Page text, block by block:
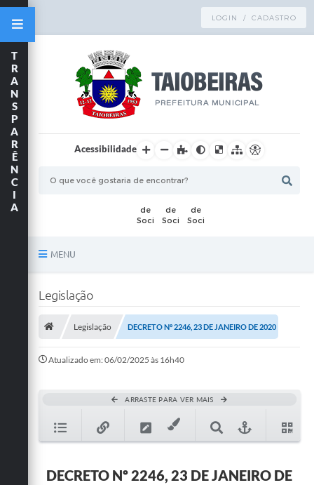
LOGIN / CADASTRO
Acessibilidade
MENU
Mapa do Site
SIC
T
R
A
N
S
P
A
R
Ê
N
C
I
A
Legislação
Legislação DECRETO Nº 2246, 23 DE JANEIRO DE 2020
Atualizado em: 06/02/2025 às 16h40
ARRASTE PARA VER MAIS
DECRETO Nº 2246, 23 DE JANEIRO DE